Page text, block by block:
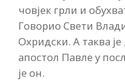
човјек грли и
Говорио Свети
Охридски. А таква
апостол Павле у
је он.